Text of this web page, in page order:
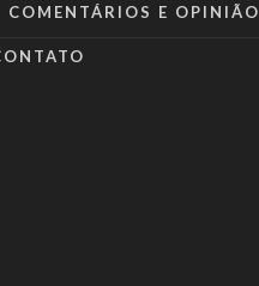
COMENTÁRIOS E OPINIÃO